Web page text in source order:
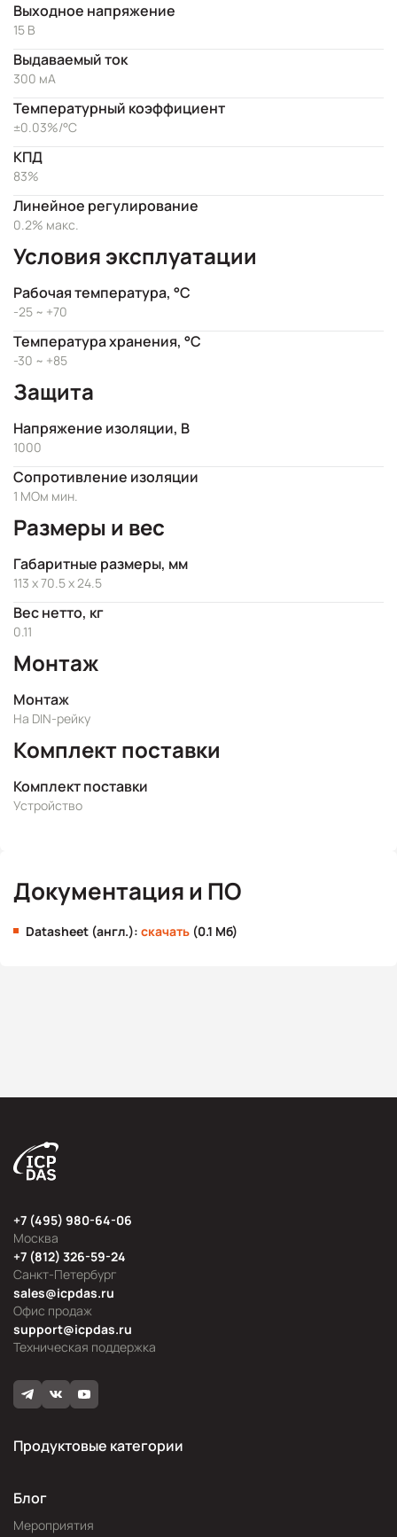
Выходное напряжение
15 В
Выдаваемый ток
300 мА
Температурный коэффициент
±0.03%/°C
КПД
83%
Линейное регулирование
0.2% макс.
Условия эксплуатации
Рабочая температура, °C
-25 ~ +70
Температура хранения, °C
-30 ~ +85
Защита
Напряжение изоляции, В
1000
Сопротивление изоляции
1 МОм мин.
Размеры и вес
Габаритные размеры, мм
113 x 70.5 x 24.5
Вес нетто, кг
0.11
Монтаж
Монтаж
На DIN-рейку
Комплект поставки
Комплект поставки
Устройство
Документация и ПО
Datasheet (англ.): скачать (0.1 Мб)
Москва
+7 (495) 980-64-06
Офис продаж
sales@icpdas.ru
Санкт-Петербург
+7 (812) 326-59-24
Техническая поддержка
support@icpdas.ru
Продуктовые категории
Блог
Мероприятия